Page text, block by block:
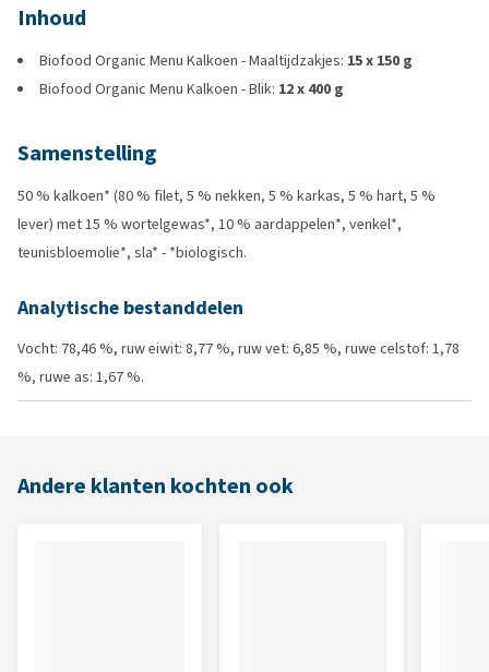
Inhoud
Biofood Organic Menu Kalkoen - Maaltijdzakjes: 15 x 150 g
Biofood Organic Menu Kalkoen - Blik: 12 x 400 g
Samenstelling
50 % kalkoen* (80 % filet, 5 % nekken, 5 % karkas, 5 % hart, 5 %
lever) met 15 % wortelgewas*, 10 % aardappelen*, venkel*,
teunisbloemolie*, sla* - *biologisch.
Analytische bestanddelen
Vocht: 78,46 %, ruw eiwit: 8,77 %, ruw vet: 6,85 %, ruwe celstof: 1,78
%, ruwe as: 1,67 %.
Andere klanten kochten ook